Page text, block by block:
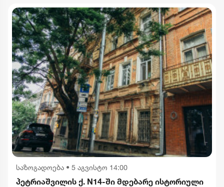
საზოგადოება • 5 აგვისტო 14:00
პეტრიაშვილის ქ. N14-ში მდებარე ისტორიული